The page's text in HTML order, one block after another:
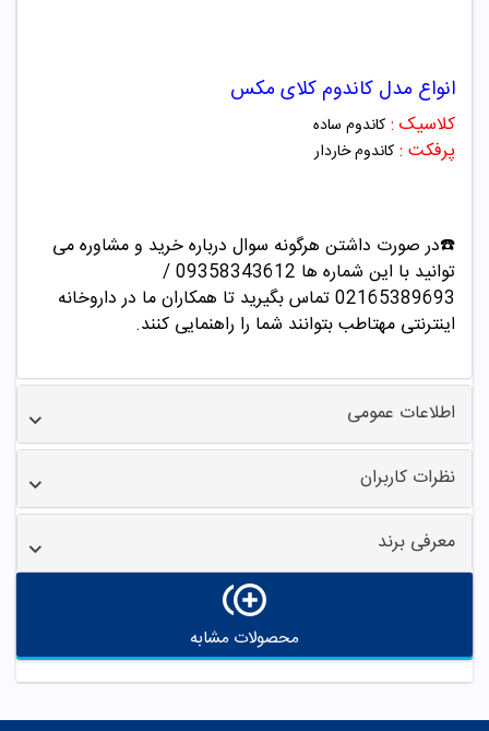
انواع مدل کاندوم کلای مکس
کلاسیک : کاندوم ساده
پرفکت : کاندومخاردار
☎️در صورت داشتن هرگونه سوال درباره خرید و مشاوره می
توانید با این شماره ها 09358343612 /
02165389693تماس بگیرید تا همکاران ما در داروخانه
اینترنتی مهتاطب بتوانند شما را راهنمایی کنند.
اطلاعات عمومی
نظرات کاربران
معرفی برند
محصولات مشابه